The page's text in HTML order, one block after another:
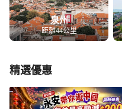
泉州
距離44公里
精選優惠